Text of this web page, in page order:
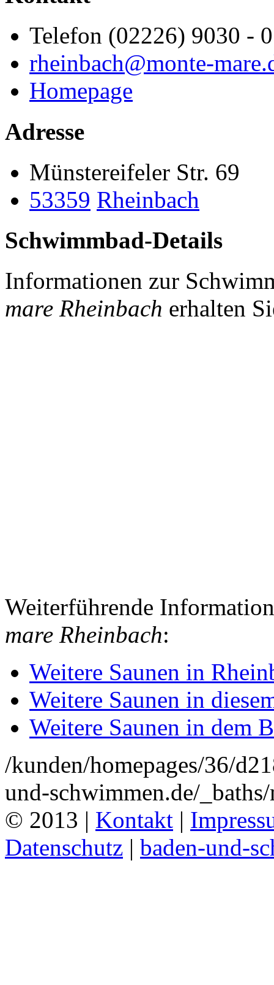
Telefon (02226) 9030 - 0
rheinbach@monte-
Homepage
Adresse
Münstereifeler Str. 69
53359 Rheinbach
Schwimmbad-Details
Informationen zur
mare Rheinbach erhalten
Weiterführende
mare Rheinbach:
Weitere Saunen in
Weitere Saunen in
Weitere Saunen in dem
/kunden/homepages/36/
und-schwimmen.de/
© 2013 | Kontakt |
Datenschutz | baden-und-